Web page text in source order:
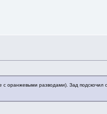
оранжевыми разводами). Зад подскочил